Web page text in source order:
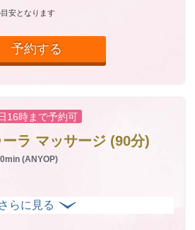
安となります
予約する
16時まで予約可
ラ マッサージ (90分)
(ANYOP)